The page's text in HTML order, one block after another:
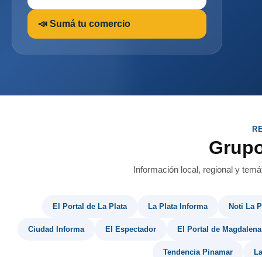
📣 Sumá tu comercio
Información local, regional y
El Portal de La Plata La Plata Informa Noti La
Ciudad Informa El Espectador El Portal de Magdalena
Tendencia Pinamar